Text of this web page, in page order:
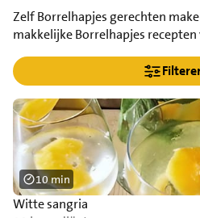
Zelf Borrelhapjes gerechten
makkelijke Borrelhapjes recepten
Witte sangria
10 min